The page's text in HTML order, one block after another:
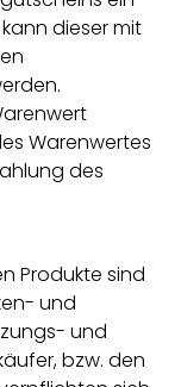
dieser mit
Warenwertes
des
Produkte sind
und
und
bzw. den